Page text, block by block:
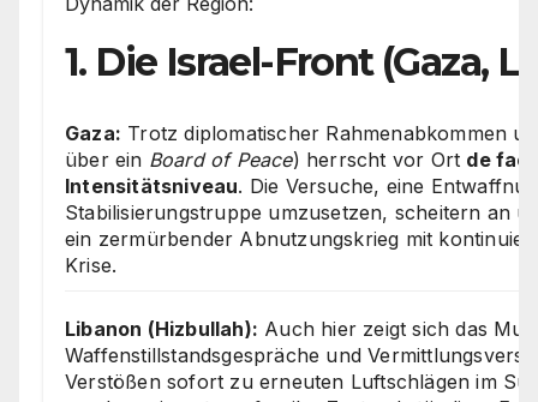
1. Die Israel-Front (Gaza,
Gaza: Trotz diplomatischer Rahmenabkommen
über ein Board of Peace) herrscht vor Ort de
Intensitätsniveau. Die Versuche, eine
Stabilisierungstruppe umzusetzen, scheitern an
ein zermürbender Abnutzungskrieg mit
Krise.
Libanon (Hizbullah): Auch hier zeigt sich das
Waffenstillstandsgespräche und
Verstößen sofort zu erneuten Luftschlägen im